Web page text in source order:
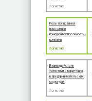
Логистика
Роль логистики в
повышении
конкурентоспособности
компании
Логистика
Взаимодействие
логистики и маркетинга
в предпринимательских
структурах
Логистика